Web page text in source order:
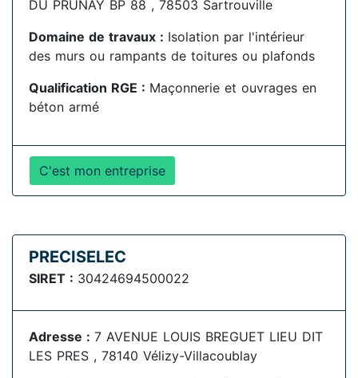
DU PRUNAY BP 88 , 78503 Sartrouville
Domaine de travaux : Isolation par l'intérieur
des murs ou rampants de toitures ou plafonds
Qualification RGE : Maçonnerie et ouvrages en
béton armé
C'est mon entreprise
PRECISELEC
SIRET : 30424694500022
Adresse : 7 AVENUE LOUIS BREGUET LIEU DIT
LES PRES , 78140 Vélizy-Villacoublay